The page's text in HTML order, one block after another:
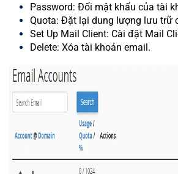
Password: Đổi mật khẩu của tài
Quota: Đặt lại dung lượng lưu trữ
Set Up Mail Client: Cài đặt Mail
Delete: Xóa tài khoản email.